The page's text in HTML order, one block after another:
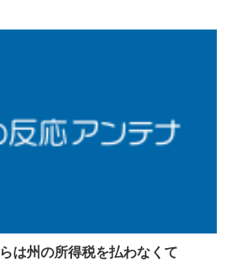
は州の所得税を払わなくて